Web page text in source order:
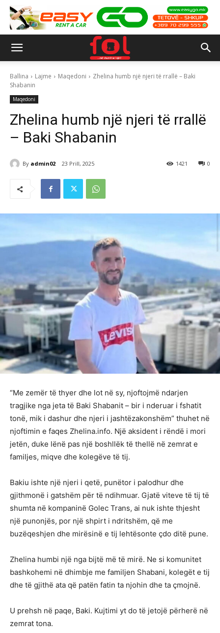
Ballina Lajme Maqedoni
Zhelina humb një njeri të rrallë – Baki
Shabanin
Maqedoni
Zhelina humb një njeri të rrallë
– Baki Shabanin
By admin02 23 Prill, 2025 0
1421
“Me zemër të thyer dhe lot në sy, njoftojmë ndarjen
tragjike nga jeta të Baki Shabanit – bir i nderuar i fshatit
tonë, mik i dashur dhe njeri i jashtëzakonshëm” thuhet në
njoftimin e faqes Zhelina.info. Një aksident i rëndë i mori
jetën, duke lënë pas një boshllëk të thellë në zemrat e
familjes, miqve dhe kolegëve të tij.
Bakiu ishte një njeri i qetë, punëtor i palodhur dhe
gjithmonë i gatshëm për të ndihmuar. Gjatë viteve të tij të
shumta në kompaninë Golec Trans, ai nuk ishte thjesht
një punonjës, por një shpirt i ndritshëm, që me
buzëqeshjen dhe mirësinë e tij lehtësonte çdo ditë pune.
Zhelina humbi një nga bijtë më të mirë. Ne si komunitet
bashkohemi në dhimbje me familjen Shabani, kolegët e tij
dhe të gjithë ata që patën fatin ta njohin dhe ta çmojnë.
U prehsh në paqe, Baki. Kujtimi yt do të jetojë përherë në
zemrat tona.